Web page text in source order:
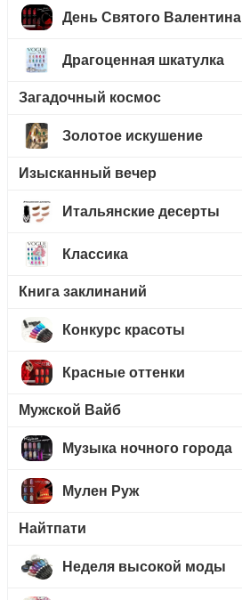
День Святого Валентина
Драгоценная шкатулка
Загадочный космос
Золотое искушение
Изысканный вечер
Итальянские десерты
Классика
Книга заклинаний
Конкурс красоты
Красные оттенки
Мужской Вайб
Музыка ночного города
Мулен Руж
Найтпати
Неделя высокой моды